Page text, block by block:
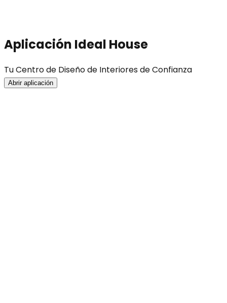
Aplicación Ideal House
Tu Centro de Diseño de Interiores de Confianza
Abrir aplicación